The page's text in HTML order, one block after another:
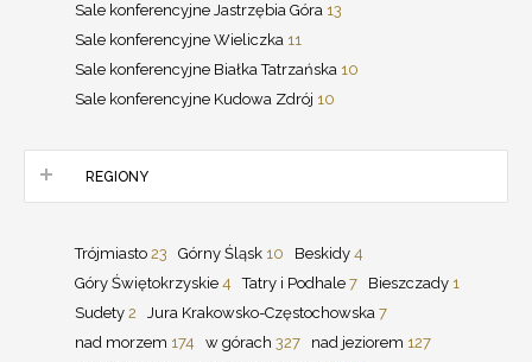
Sale konferencyjne Jastrzębia Góra 13
Sale konferencyjne Wieliczka 11
Sale konferencyjne Białka Tatrzańska 10
Sale konferencyjne Kudowa Zdrój 10
REGIONY
Trójmiasto 23 Górny Śląsk 10 Beskidy 4
Góry Świętokrzyskie 4 Tatry i Podhale 7 Bieszczady 1
Sudety 2 Jura Krakowsko-Częstochowska 7
nad morzem 174 w górach 327 nad jeziorem 127